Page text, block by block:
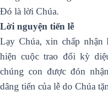
Ðó là lời Chúa.
Lời nguyện tiến lễ
Lạy Chúa, xin chấp nhận
hiện cuộc trao đổi kỳ
chúng con được đón
dâng tiến của lễ do Chúa